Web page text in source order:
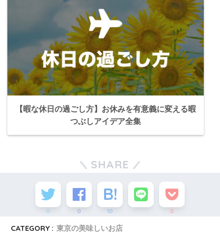
【暇な休日の過ごし方】お休みを有意義に変える暇
つぶしアイデア全集
SHARE
0 0 10 0
CATEGORY : 東京の美味しいお店